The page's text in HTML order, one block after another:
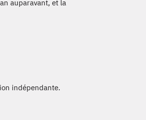
auparavant, et la
indépendante.